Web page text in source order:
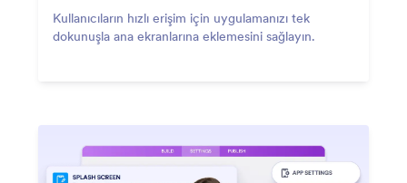
Kullanıcıların hızlı erişim için uygulamanızı tek
dokunuşla ana ekranlarına eklemesini sağlayın.